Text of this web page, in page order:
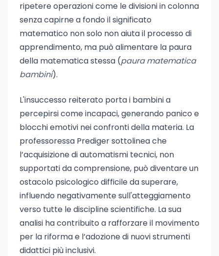
ripetere operazioni come le divisioni in colonna
senza capirne a fondo il significato
matematico non solo non aiuta il processo di
apprendimento, ma può alimentare la paura
della matematica stessa (paura matematica
bambini).
L'insuccesso reiterato porta i bambini a
percepirsi come incapaci, generando panico e
blocchi emotivi nei confronti della materia. La
professoressa Prediger sottolinea che
l’acquisizione di automatismi tecnici, non
supportati da comprensione, può diventare un
ostacolo psicologico difficile da superare,
influendo negativamente sull'atteggiamento
verso tutte le discipline scientifiche. La sua
analisi ha contribuito a rafforzare il movimento
per la riforma e l’adozione di nuovi strumenti
didattici più inclusivi.